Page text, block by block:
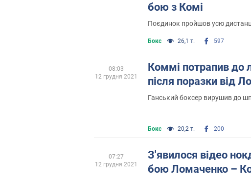
бою з Комі
Поєдинок пройшов усю
Бокс 26,1 т. 597
Коммі потрапив до
після поразки від
Ганський боксер вирушив до
Бокс 20,2 т. 200
08:03
12 грудня 2021
З'явилося відео
бою Ломаченко –
07:27
12 грудня 2021